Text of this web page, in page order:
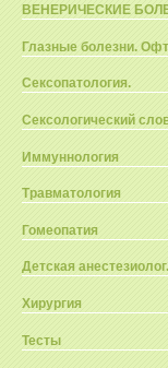
ВЕНЕРИЧЕСКИЕ
Глазные болезни.
Сексопатология.
Сексологический
Иммуннология
Травматология
Гомеопатия
Детская
Хирургия
Тесты